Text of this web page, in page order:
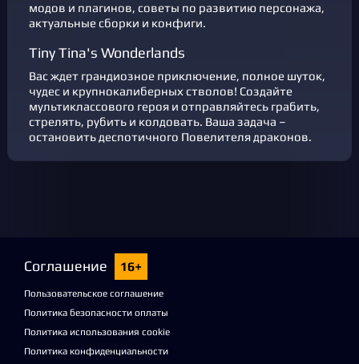
модов и плагинов, советы по развитию персонажа,
актуальные сборки и конфиги.
Tiny Tina's Wonderlands
Вас ждет грандиозное приключение, полное шуток,
чудес и крупнокалиберных стволов! Создайте
мультиклассового героя и отправляйтесь грабить,
стрелять, рубить и колдовать. Ваша задача –
остановить деспотичного Повелителя драконов.
Соглашение 16+
Пользовательское соглашение
Политика безопасности оплаты
Политика использования cookie
Политика конфиденциальности